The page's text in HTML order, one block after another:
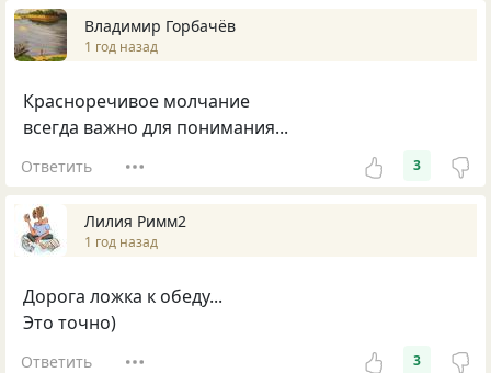
Владимир Горбачёв
1 год назад
Красноречивое молчание
всегда важно для понимания...
Ответить 3
Лилия Римм2
1 год назад
Дорога ложка к обеду...
Это точно)
Ответить 3